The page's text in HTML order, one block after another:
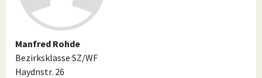
Manfred Rohde
Bezirksklasse SZ/WF
Haydnstr. 26